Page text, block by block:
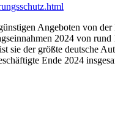
Angeboten von
2024 von
der größte deutsche
Ende 2024